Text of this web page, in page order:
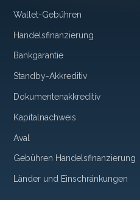
Wallet-Gebühren
Handelsfinanzierung
Bankgarantie
Standby-Akkreditiv
Dokumentenakkreditiv
Kapitalnachweis
Aval
Gebühren Handelsfinanzierung
Länder und Einschränkungen